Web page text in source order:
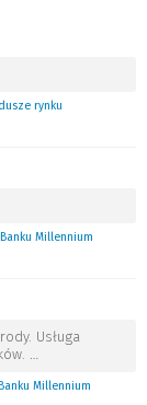
rynku
Millennium
Usługa
…
Millennium